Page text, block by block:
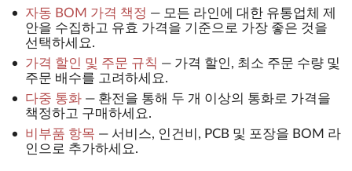
자동 BOM 가격 책정 — 모든 라인에 대한 유통업체 제
안을 수집하고 유효 가격을 기준으로 가장 좋은 것을
선택하세요.
가격 할인 및 주문 규칙 — 가격 할인, 최소 주문 수량 및
주문 배수를 고려하세요.
다중 통화— 환전을 통해 두 개 이상의 통화로 가격을
책정하고 구매하세요.
비부품 항목 — 서비스, 인건비, PCB 및 포장을 BOM 라
인으로 추가하세요.